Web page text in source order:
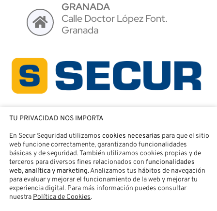
GRANADA
Calle Doctor López Font.
Granada
TU PRIVACIDAD NOS IMPORTA
En Secur Seguridad utilizamos cookies necesarias para que el sitio
web funcione correctamente, garantizando funcionalidades
básicas y de seguridad. También utilizamos cookies propias y de
terceros para diversos fines relacionados con funcionalidades
web, analítica y marketing. Analizamos tus hábitos de navegación
para evaluar y mejorar el funcionamiento de la web y mejorar tu
experiencia digital. Para más información puedes consultar
nuestra Política de Cookies.